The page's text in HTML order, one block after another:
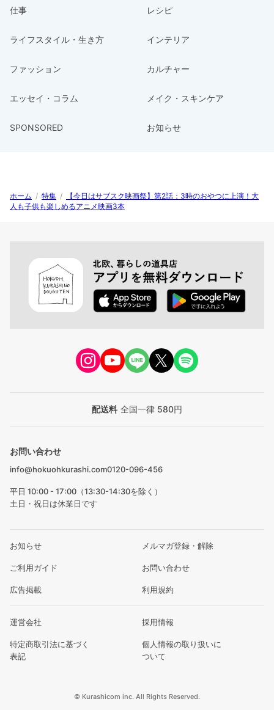
仕事 レシピ
ライフスタイル・生き方 インテリア
ファッション カルチャー
エッセイ・コラム メイク・スキンケア
SPONSORED お知らせ
ホーム / 特集 /
【今日はサブスク映画祭】第2話：3時のおやつに上演！大
人も子供も楽しめるアニメ映画3本
配送料 全国一律 580円
お問い合わせ
info@hokuohkurashi.com0120-096-456
平日 10:00 - 17:00（13:30-14:30を除く）
土日・祝日は休業日です
お知らせ メルマガ登録・解除
ご利用ガイド お問い合わせ
広告掲載 利用規約
運営会社 採用情報
特定商取引法に基づく
表記
個人情報の取り扱いに
ついて
© Kurashicom inc. All Rights Reserved.